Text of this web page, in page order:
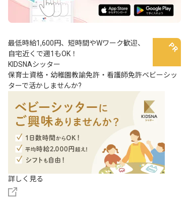
最低時給1,600円、短時間やWワーク歓迎、
自宅近くで週1もOK！
KIDSNAシッター
保育士資格・幼稚園教諭免許・看護師免許ベビーシッ
ターで活かしませんか?
詳しく見る